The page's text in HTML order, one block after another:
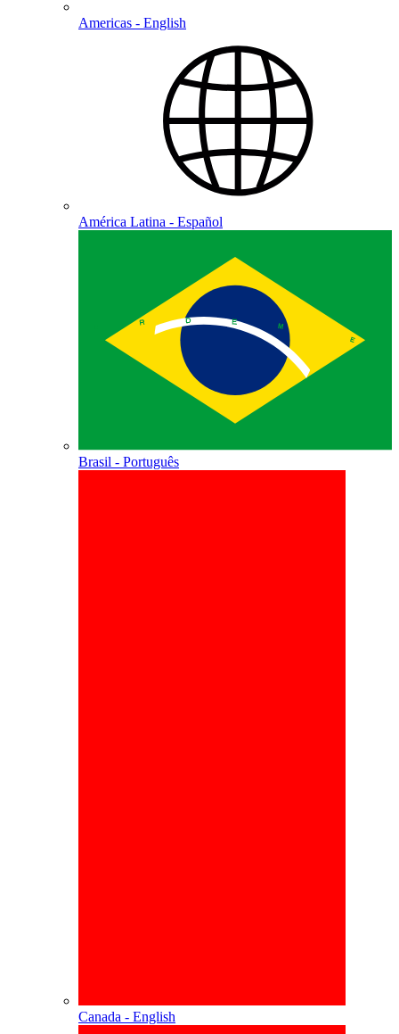
Americas - English
América Latina - Español
Brasil - Português
Canada - English